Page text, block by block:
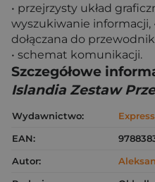
• przejrzysty układ
wyszukiwanie informacji,
dołączana do
• schemat komunikacji.
Szczegółowe
Islandia Zestaw
Wydawnictwo:
EAN:
Autor: